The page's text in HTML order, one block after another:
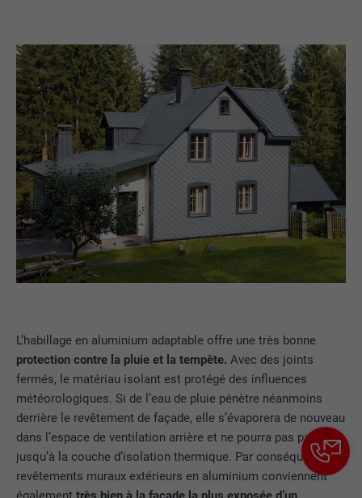
L’habillage en aluminium adaptable offre une très bonne
protection contre la pluie et la tempête.Avec des joints
fermés, le matériau isolant est protégé des influences
météorologiques. Si de l’eau de pluie pénètre néanmoins
derrière le revêtement de façade, elle s’évaporera de nouveau
dans l’espace de ventilation arrière et ne pourra pas parvenir
jusqu’à la couche d’isolation thermique. Par conséquent, les
revêtements muraux extérieurs en aluminium conviennent
EXPIRATION 15 minutes
UTILITÉ
Est placé afin de tester si le navigateur
autorise l'utilisation de cookies. Ne
contient aucun élément d'identification.